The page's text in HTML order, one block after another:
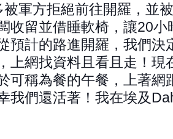
軍方拒絕前往開羅，並
收留並借睡軟椅，讓20
預計的路進開羅，我們
上網找資料且看且走！
可稱為餐的午餐，上著
我們還活著！我在埃及